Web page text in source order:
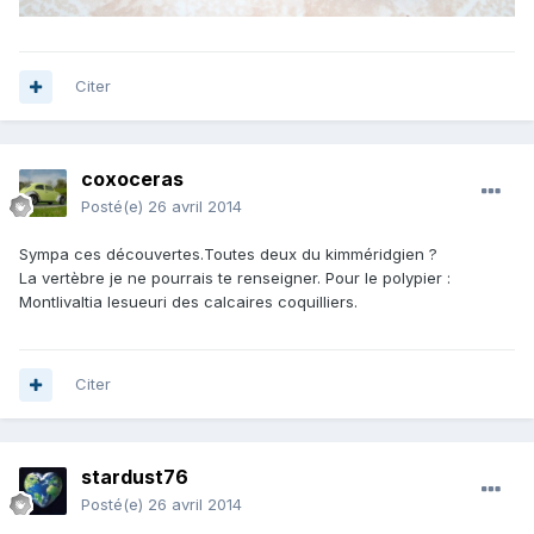
Citer
coxoceras
Posté(e) 26 avril 2014
Sympa ces découvertes.Toutes deux du kimméridgien ?
La vertèbre je ne pourrais te renseigner. Pour le polypier :
Montlivaltia lesueuri des calcaires coquilliers.
Citer
stardust76
Posté(e) 26 avril 2014